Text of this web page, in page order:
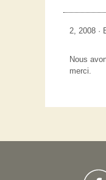
2, 2008 ·
Nous
merci.